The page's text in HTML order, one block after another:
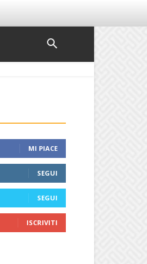
MI PIACE
SEGUI
SEGUI
ISCRIVITI